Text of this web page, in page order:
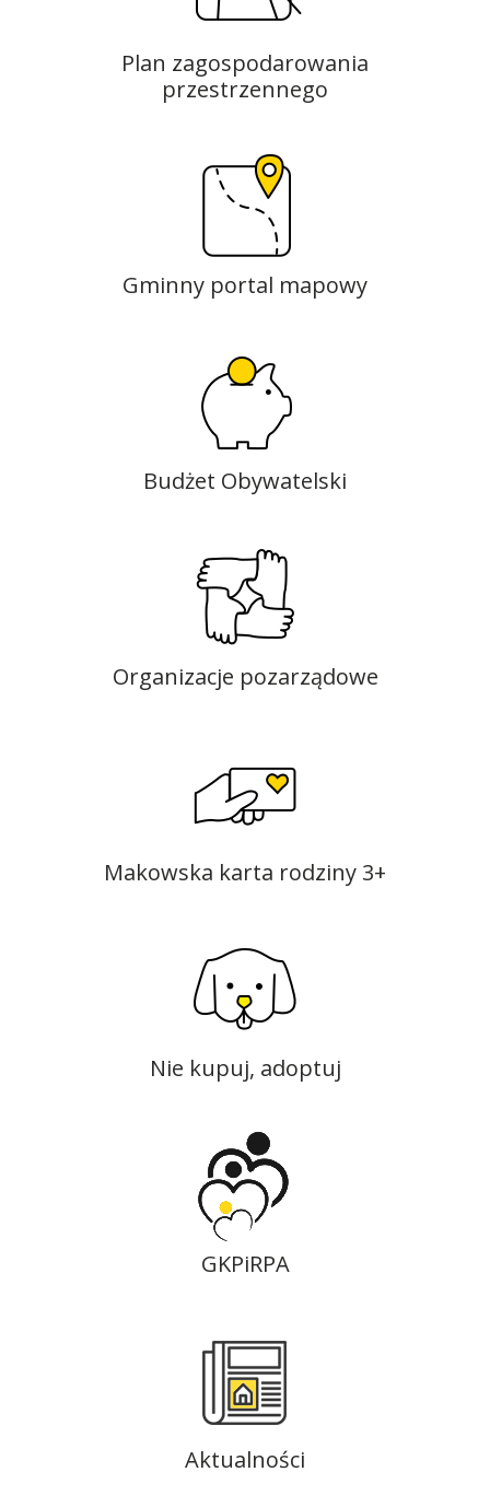
Plan zagospodarowania
przestrzennego
Gminny portal mapowy
Budżet Obywatelski
Organizacje pozarządowe
Makowska karta rodziny 3+
Nie kupuj, adoptuj
GKPiRPA
Aktualności